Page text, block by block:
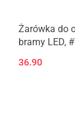
Żarówka do
bramy LED,
36.90